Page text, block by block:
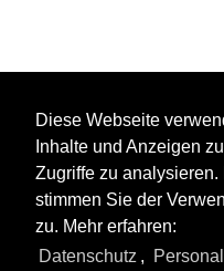
Diese Webseite
Inhalte und Anzeigen
Zugriffe zu analysieren.
stimmen Sie der
zu. Mehr erfahren:
Datenschutz ,